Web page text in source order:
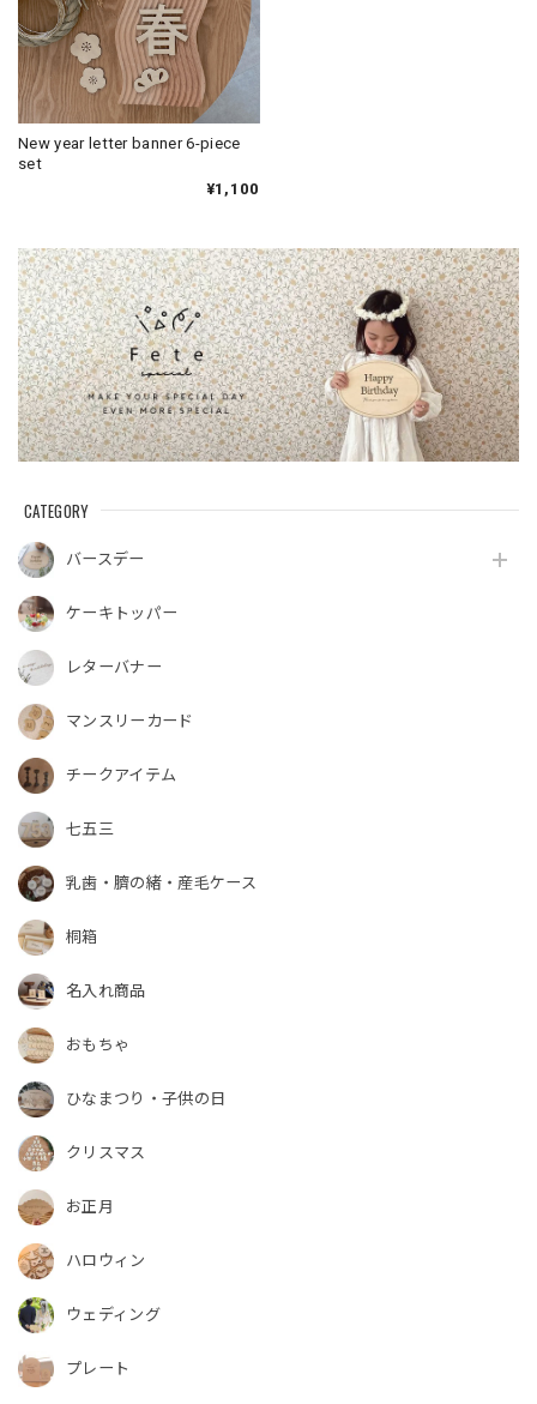
CATEGORY
バースデー
ケーキトッパー
レターバナー
マンスリーカード
チークアイテム
七五三
乳歯・臍の緒・産毛ケース
桐箱
名入れ商品
おもちゃ
ひなまつり・子供の日
クリスマス
お正月
ハロウィン
ウェディング
プレート
New year letter banner 6-piece
set
¥1,100